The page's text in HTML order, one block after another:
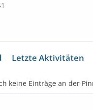
Letzte Aktivitäten
keine Einträge an der